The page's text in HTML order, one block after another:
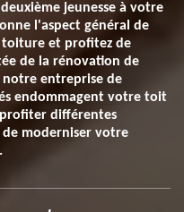
jeunesse à votre
l'aspect général de
toiture et profitez de
de la rénovation de
notre entreprise de
endommagent votre toit
différentes
moderniser votre